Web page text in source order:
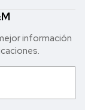
in formación